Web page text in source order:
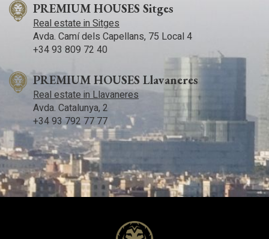
PREMIUM HOUSES Sitges
Real estate in Sitges
Avda. Camí­ dels Capellans, 75 Local 4
+34 93 809 72 40
PREMIUM HOUSES Llavaneres
Real estate in Llavaneres
Avda. Catalunya, 2
+34 93 792 77 77